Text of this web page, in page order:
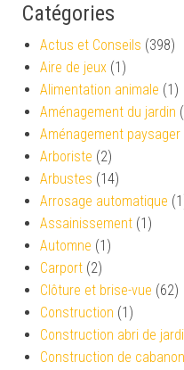
Catégories
Actus et Conseils (398)
Aire de jeux (1)
Alimentation animale (1)
Aménagement du jardin
Aménagement paysager
Arboriste (2)
Arbustes (14)
Arrosage automatique
Assainissement (1)
Automne (1)
Carport (2)
Clôture et brise-vue (62)
Construction (1)
Construction abri de
Construction de cabanon